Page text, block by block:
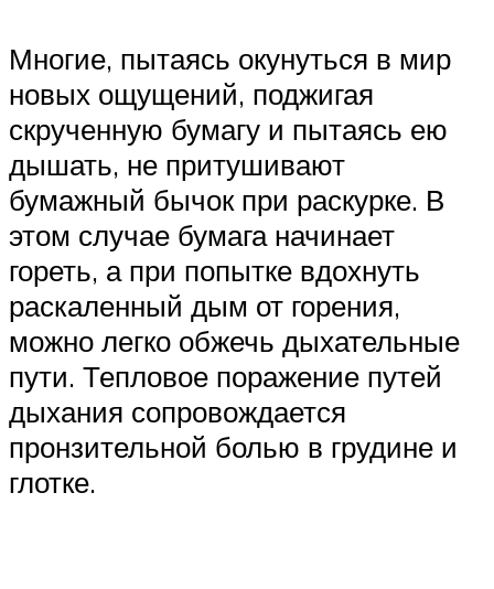
Многие, пытаясь окунуться в мир
новых ощущений, поджигая
скрученную бумагу и пытаясь ею
дышать, не притушивают
бумажный бычок при раскурке. В
этом случае бумага начинает
гореть, а при попытке вдохнуть
раскаленный дым от горения,
можно легко обжечь дыхательные
пути. Тепловое поражение путей
дыхания сопровождается
пронзительной болью в грудине и
глотке.